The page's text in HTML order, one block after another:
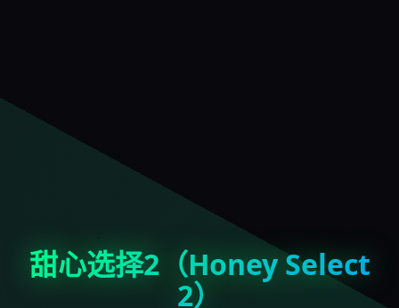
甜心选择2（Honey Select
2）